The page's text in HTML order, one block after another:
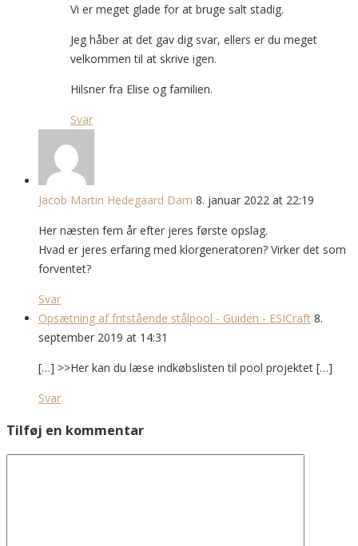
Vi er meget glade for at bruge salt stadig.
Jeg håber at det gav dig svar, ellers er du meget
velkommen til at skrive igen.
Hilsner fra Elise og familien.
Svar
Jacob Martin Hedegaard Dam 8. januar 2022 at 22:19
Her næsten fem år efter jeres første opslag.
Hvad er jeres erfaring med klorgeneratoren? Virker det som
forventet?
Svar
Opsætning af fritstående stålpool - Guiden - ESICraft 8.
september 2019 at 14:31
[…] >>Her kan du læse indkøbslisten til pool projektet […]
Svar
Tilføj en kommentar